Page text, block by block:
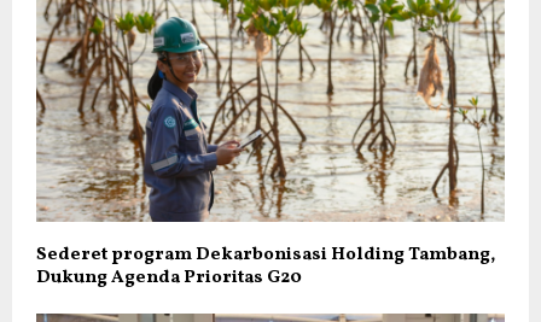
Sederet program Dekarbonisasi Holding Tambang,
Dukung Agenda Prioritas G20